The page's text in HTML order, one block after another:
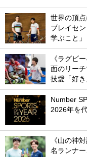
世界の頂
ブレイセ
学ぶこと
《ラグビ
面のリー
技愛「好き
Number
2026年を
《山の神
名ランナ